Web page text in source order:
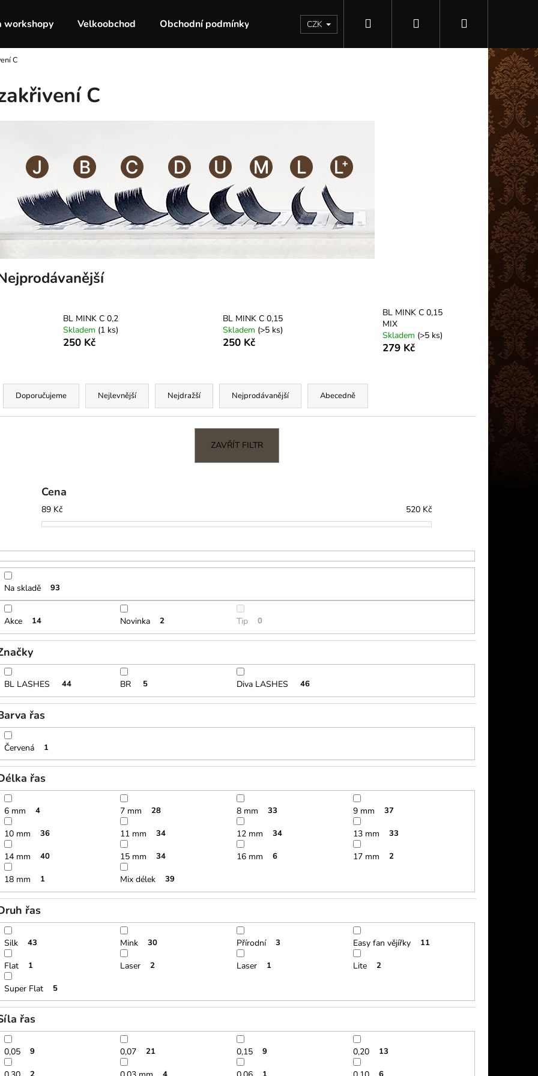
workshopy Velkoobchod Obchodní podmínky KontaktyCZK Přihlášení
košík
C
C
BL MINK C 0,2
Skladem (1 ks)
250 Kč
BL MINK C 0,15
Skladem (>5 ks)
250 Kč
BL MINK C 0,15
MIX
Skladem (>5 ks)
279 Kč
Doporučujeme Nejlevnější Nejdražší Nejprodávanější Abecedně
ZAVŘÍT FILTR
Cena
89 Kč 520 Kč
Na skladě 93
Akce 14 Novinka 2 Tip 0
BL LASHES 44 BR 5 Diva LASHES 46
řas
Červená 1
řas
6 mm 4 7 mm 28 8 mm 33 9 mm 37
10 mm 36 11 mm 34 12 mm 34 13 mm 33
14 mm 40 15 mm 34 16 mm 6 17 mm 2
18 mm 1 Mix délek 39
řas
Silk 43 Mink 30 Přírodní 3 Easy fan vějířky 11
Flat 1 Laser 2 Laser 1 Lite 2
Super Flat 5
řas
0,05 9 0,07 21 0,15 9 0,20 13
Co potřebujete najít?
Doporučujeme
MICROPORE HYPOALERGENNÍ
PÁSKA